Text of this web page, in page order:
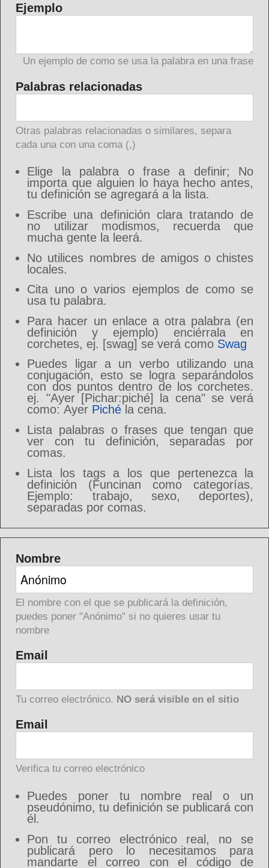
Ejemplo
Un ejemplo de como se usa la palabra en una frase
Palabras relacionadas
Otras palabras relacionadas o similares, separa
cada una con una coma (,)
Elige la palabra o frase a definir; No
importa que alguien lo haya hecho antes,
tu definición se agregará a la lista.
Escribe una definición clara tratando de
no utilizar modismos, recuerda que
mucha gente la leerá.
No utilices nombres de amigos o chistes
locales.
Cita uno o varios ejemplos de como se
usa tu palabra.
Para hacer un enlace a otra palabra (en
definición y ejemplo) enciérrala en
corchetes, ej. [swag] se verá como Swag
Puedes ligar a un verbo utilizando una
conjugación, esto se logra separándolos
con dos puntos dentro de los corchetes.
ej. "Ayer [Pichar:piché] la cena" se verá
como: Ayer Piché la cena.
Lista palabras o frases que tengan que
ver con tu definición, separadas por
comas.
Lista los tags a los que pertenezca la
definición (Funcinan como categorías.
Ejemplo: trabajo, sexo, deportes),
separadas por comas.
Nombre
El nombre con el que se publicará la definición,
puedes poner "Anónimo" si no quieres usar tu
nombre
Email
Tu correo electrónico. NO será visible en el sitio
Email
Verifica tu correo electrónico
Puedes poner tu nombre real o un
pseudónimo, tu definición se publicará con
él.
Pon tu correo electrónico real, no se
publicará pero lo necesitamos para
mandarte el correo con el código de